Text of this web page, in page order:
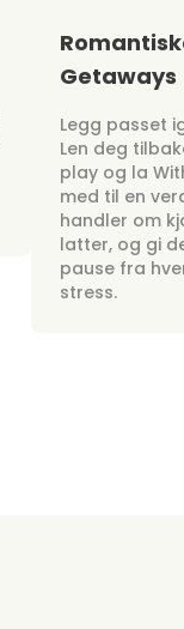
Getaways
Legg passet
Len deg
play og la
med til en
handler om
latter, og gi
pause fra
stress.